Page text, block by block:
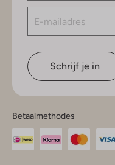
Schrijf je in
Betaalmethodes